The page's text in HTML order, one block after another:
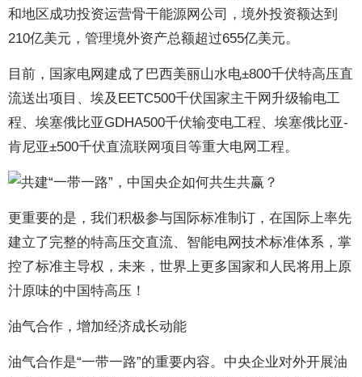
和地区成功投资运营骨干能源网公司，境外投资额达到
210亿美元，管理境外资产总额超过655亿美元。
目前，国家电网建成了巴西美丽山水电±800千伏特高压直
流送出项目、埃及EETC500千伏国家主干网升级输电工
程、埃塞俄比亚GDHA500千伏输变电工程、埃塞俄比亚-
肯尼亚±500千伏直流联网项目等重大电网工程。
更重要的是，我们积极参与国际标准制订，在国际上率先
建立了完整的特高压交直流、智能电网技术标准体系，掌
控了标准主导权，未来，世界上更多国家和人民将用上原
汁原味的中国特高压！
油气合作，增加经济成长动能
油气合作是“一带一路”的重要内容。中央企业对外开展油